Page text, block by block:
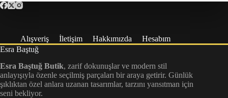
Alışveriş İletişim Hakkımızda
Hesabım
Esra Baştuğ
Esra Baştuğ Butik, zarif dokunuşlar ve modern stil
anlayışıyla özenle seçilmiş parçaları bir araya getirir. Günlük
şıklıktan özel anlara uzanan tasarımlar, tarzını yansıtman için
seni bekliyor.